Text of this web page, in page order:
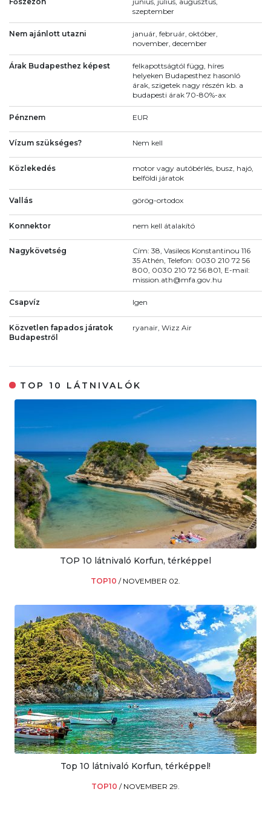
szeptember
Nem ajánlott utazni
január, február, október,
november, december
Árak Budapesthez képest
felkapottságtól függ, híres
helyeken Budapesthez hasonló
árak, szigetek nagy részén kb. a
budapesti árak 70-80%-ax
Pénznem EUR
Vízum szükséges? Nem kell
Közlekedés
motor vagy autóbérlés, busz, hajó,
belföldi járatok
Vallás görög-ortodox
Konnektor nem kell átalakító
Nagykövetség
Cím: 38, Vasileos Konstantinou 116
35 Athén, Telefon: 0030 210 72 56
800, 0030 210 72 56 801, E-mail:
mission.ath@mfa.gov.hu
Csapvíz Igen
Közvetlen fapados járatok
Budapestről
ryanair, Wizz Air
TOP 10 LÁTNIVALÓK
TOP 10 látnivaló Korfun, térképpel
TOP10 / NOVEMBER 02.
Top 10 látnivaló Korfun, térképpel!
TOP10 / NOVEMBER 29.